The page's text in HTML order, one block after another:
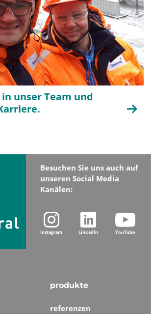
unser Team und
Besuchen Sie uns auch auf
unseren Social Media
Kanälen:
Instagram LinkedIn YouTube
produkte
referenzen